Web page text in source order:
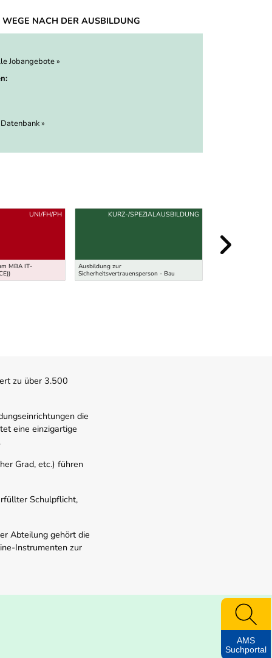
WEGE NACH DER AUSBILDUNG
Jobangebote »
»
MBA IT-
UNI/FH/PH
Ausbildung zur
Sicherheitsvertrauensperson - Bau
KURZ-/SPEZIALAUSBILDUNG
zu über 3.500
die
eine einzigartige
Grad, etc.) führen
Schulpflicht,
Abteilung gehört die
Instrumenten zur
AMS
Suchportal